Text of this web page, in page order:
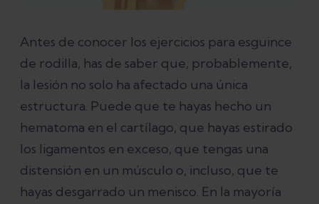
Programa de ejercicios para tratar los
desgarros de meniscos
Bibliografía
Antes de conocer los ejercicios para esguince
de rodilla, has de saber que, probablemente,
la lesión no solo ha afectado una única
estructura. Puede que te hayas hecho un
hematoma en el cartílago, que hayas estirado
los ligamentos en exceso, que tengas una
distensión en un músculo o, incluso, que te
hayas desgarrado un menisco. En la mayoría